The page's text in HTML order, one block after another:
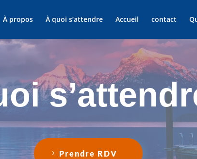
À propos À quoi s’attendre Accueil contact
Prendre RDV